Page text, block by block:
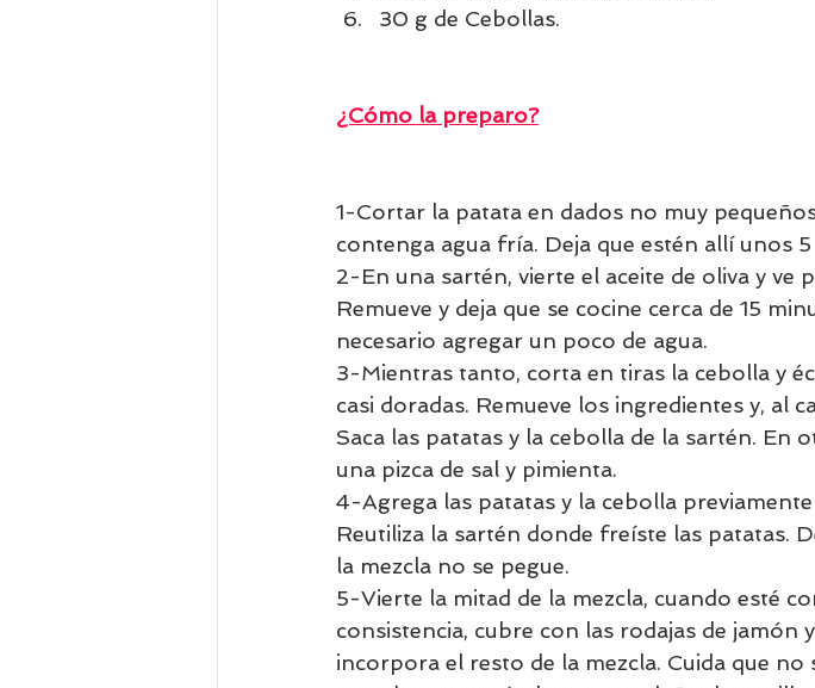
30 g de Cebollas.
¿Cómo la preparo?
1-Cortar la patata en dados no muy
contenga agua fría. Deja que estén allí unos
2-En una sartén, vierte el aceite de oliva y ve
Remueve y deja que se cocine cerca de 15
necesario agregar un poco de agua.
3-Mientras tanto, corta en tiras la cebolla y
casi doradas. Remueve los ingredientes y, al
Saca las patatas y la cebolla de la sartén. En
una pizca de sal y pimienta.
4-Agrega las patatas y la cebolla
Reutiliza la sartén donde freíste las patatas.
la mezcla no se pegue.
5-Vierte la mitad de la mezcla, cuando esté
consistencia, cubre con las rodajas de jamón
incorpora el resto de la mezcla. Cuida que